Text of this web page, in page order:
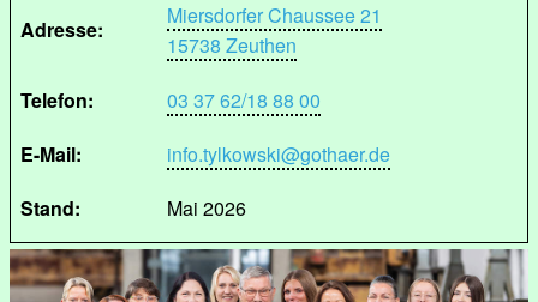
Adresse:
Miersdorfer Chaussee 21
15738 Zeuthen
Telefon:
03 37 62/18 88 00
E-Mail:
info.tylkowski@gothaer.de
Stand:
Mai 2026